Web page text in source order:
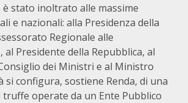
è stato inoltrato alle massime
e nazionali: alla Presidenza della
Regionale alle
, al Presidente della Repubblica, al
dei Ministri e al Ministro
si configura, sostiene Renda, di una
operate da un Ente Pubblico